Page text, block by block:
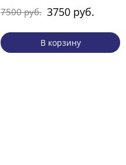
7500 руб. 3750 руб.
В корзину